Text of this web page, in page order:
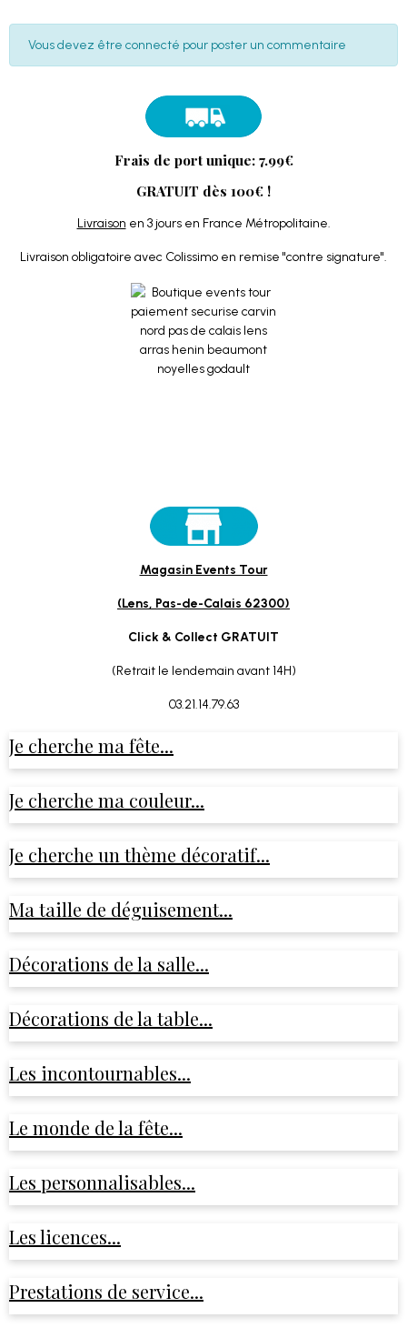
Vous devez être connecté pour poster un commentaire
Frais de port unique: 7.99€
GRATUIT dès 100€ !
Livraison en 3 jours en France Métropolitaine.
Livraison obligatoire avec Colissimo en remise "contre signature".
Magasin Events Tour
(Lens, Pas-de-Calais 62300)
Click & Collect GRATUIT
(Retrait le lendemain avant 14H)
03.21.14.79.63
Je cherche ma fête...
Je cherche ma couleur...
Je cherche un thème décoratif...
Ma taille de déguisement...
Décorations de la salle...
Décorations de la table...
Les incontournables...
Le monde de la fête...
Les personnalisables...
Les licences...
Prestations de service...